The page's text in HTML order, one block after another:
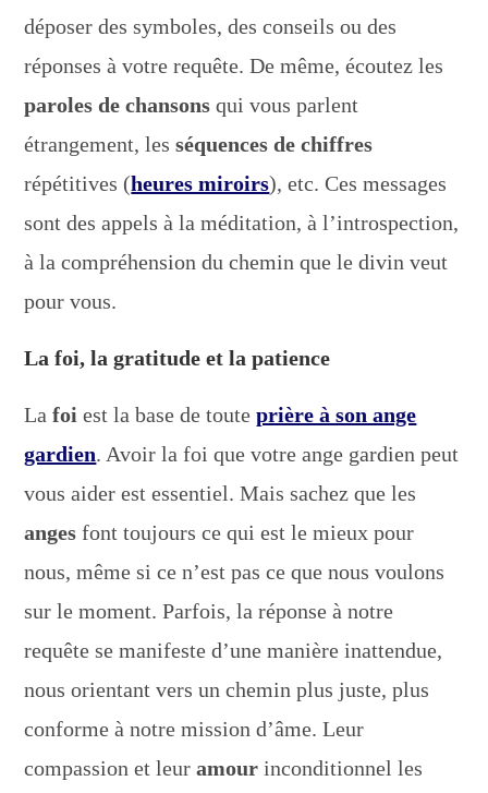
déposer des symboles, des conseils ou des
réponses à votre requête. De même, écoutez les
paroles de chansons qui vous parlent
étrangement, lesséquences de chiffres
répétitives (heures miroirs), etc. Ces messages
sont des appels à la méditation, à l’introspection,
à la compréhension du chemin que le divin veut
pour vous.
La foi, la gratitude et la patience
Lafoiest la base de touteprière à son ange
gardien. Avoir la foi que votre ange gardien peut
vous aider est essentiel. Mais sachez que les
angesfont toujours ce qui est le mieux pour
nous, même si ce n’est pas ce que nous voulons
sur le moment. Parfois, la réponse à notre
requête se manifeste d’une manière inattendue,
nous orientant vers un chemin plus juste, plus
conforme à notre mission d’âme. Leur
compassion et leuramourinconditionnel les